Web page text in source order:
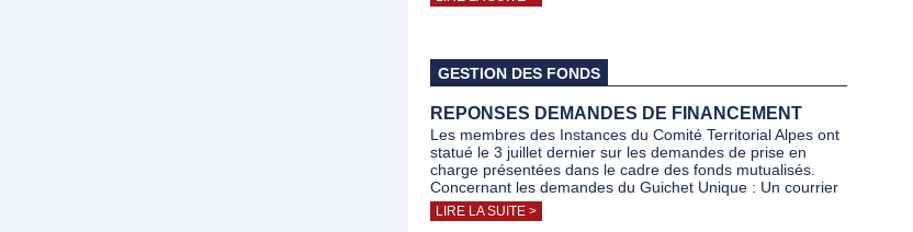
GESTION DES FONDS
REPONSES DEMANDES DE FINANCEMENT
Les membres des Instances du Comité Territorial Alpes ont
statué le 3 juillet dernier sur les demandes de prise en
charge présentées dans le cadre des fonds mutualisés.
Concernant les demandes du Guichet Unique : Un courrier
LIRE LA SUITE >